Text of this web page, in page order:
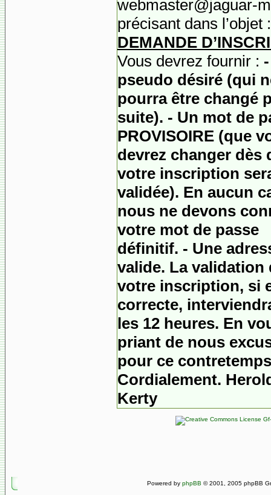
webmaster@jaguar-
précisant dans l’objet :
DEMANDE
Vous devrez fournir :
pseudo désiré (qui
pourra être changé
suite). - Un mot de
PROVISOIRE (que
devrez changer dès
votre inscription
validée). En aucun
nous ne devons
votre mot de passe
définitif. - Une
valide. La validation
votre inscription, si
correcte,
les 12 heures. En
priant de nous
pour ce
Cordialement.
Kerty
Powered by phpBB © 2001, 2005 phpBB